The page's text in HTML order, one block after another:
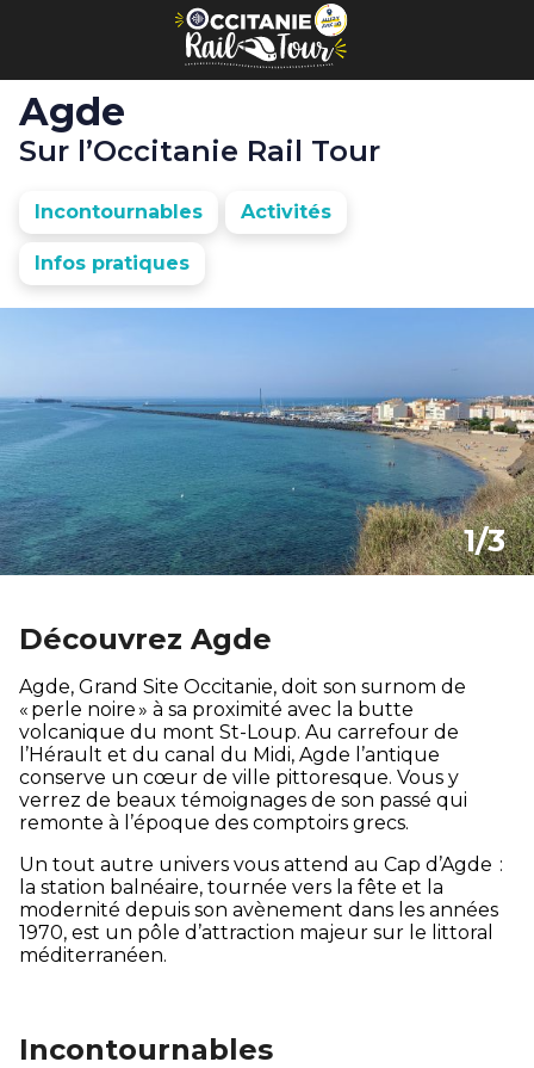
Panneau de gestion des cookies
Agde
Sur l’Occitanie Rail Tour
Incontournables Activités
Infos pratiques
1/3
Découvrez Agde
Agde, Grand Site Occitanie, doit son surnom de
« perle noire » à sa proximité avec la butte
volcanique du mont St-Loup. Au carrefour de
l’Hérault et du canal du Midi, Agde l’antique
conserve un cœur de ville pittoresque. Vous y
verrez de beaux témoignages de son passé qui
remonte à l’époque des comptoirs grecs.
Un tout autre univers vous attend au Cap d’Agde :
la station balnéaire, tournée vers la fête et la
modernité depuis son avènement dans les années
1970, est un pôle d’attraction majeur sur le littoral
méditerranéen.
Incontournables